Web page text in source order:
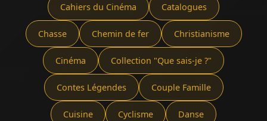
Cahiers du Cinéma Catalogues
Chasse Chemin de fer Christianisme
Cinéma Collection "Que sais-je ?"
Contes Légendes Couple Famille
Cuisine Cyclisme Danse